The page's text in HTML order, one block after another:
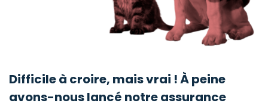
Difficile à croire, mais vrai ! À peine
avons-nous lancé notre assurance